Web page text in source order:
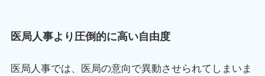
医局人事より圧倒的に高い自由度
医局人事では、医局の意向で異動させられてしまいま